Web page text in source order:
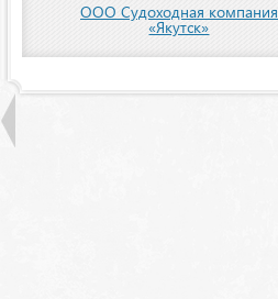
ООО Судоходная компания
«Якутск»